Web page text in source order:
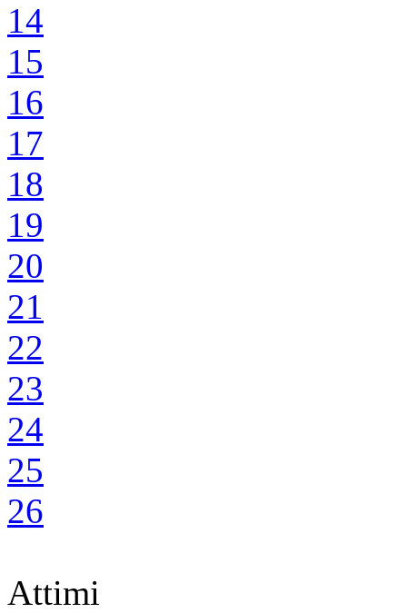
14
15
16
17
18
19
20
21
22
23
24
25
26
Attimi